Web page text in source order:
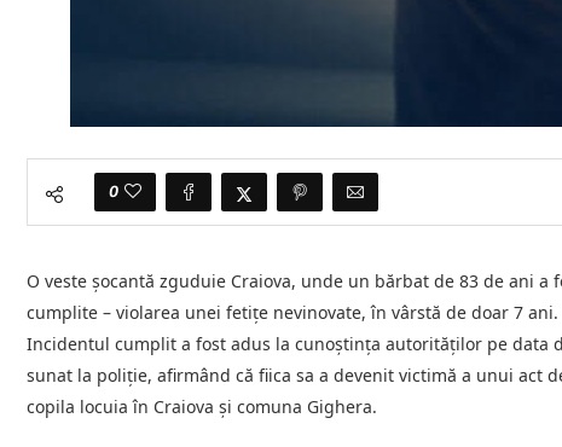
0
O veste șocantă zguduie Craiova, unde un bărbat de 83 de ani
cumplite – violarea unei fetițe nevinovate, în vârstă de doar 7 ani.
Incidentul cumplit a fost adus la cunoștința autorităților pe data
sunat la poliție, afirmând că fiica sa a devenit victimă a unui act
copila locuia în Craiova și comuna Gighera.